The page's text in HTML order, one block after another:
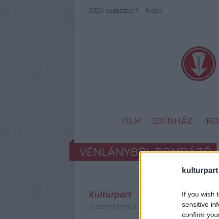
kulturpart
If you wish
sensitive
confirm
2026. augusztus 7. – Ibolya
FILM SZÍNHÁZ
VÉNLÁNYBÓL BOMBÁZÓ
Kultúrpart
a szerző friss bejegyzései